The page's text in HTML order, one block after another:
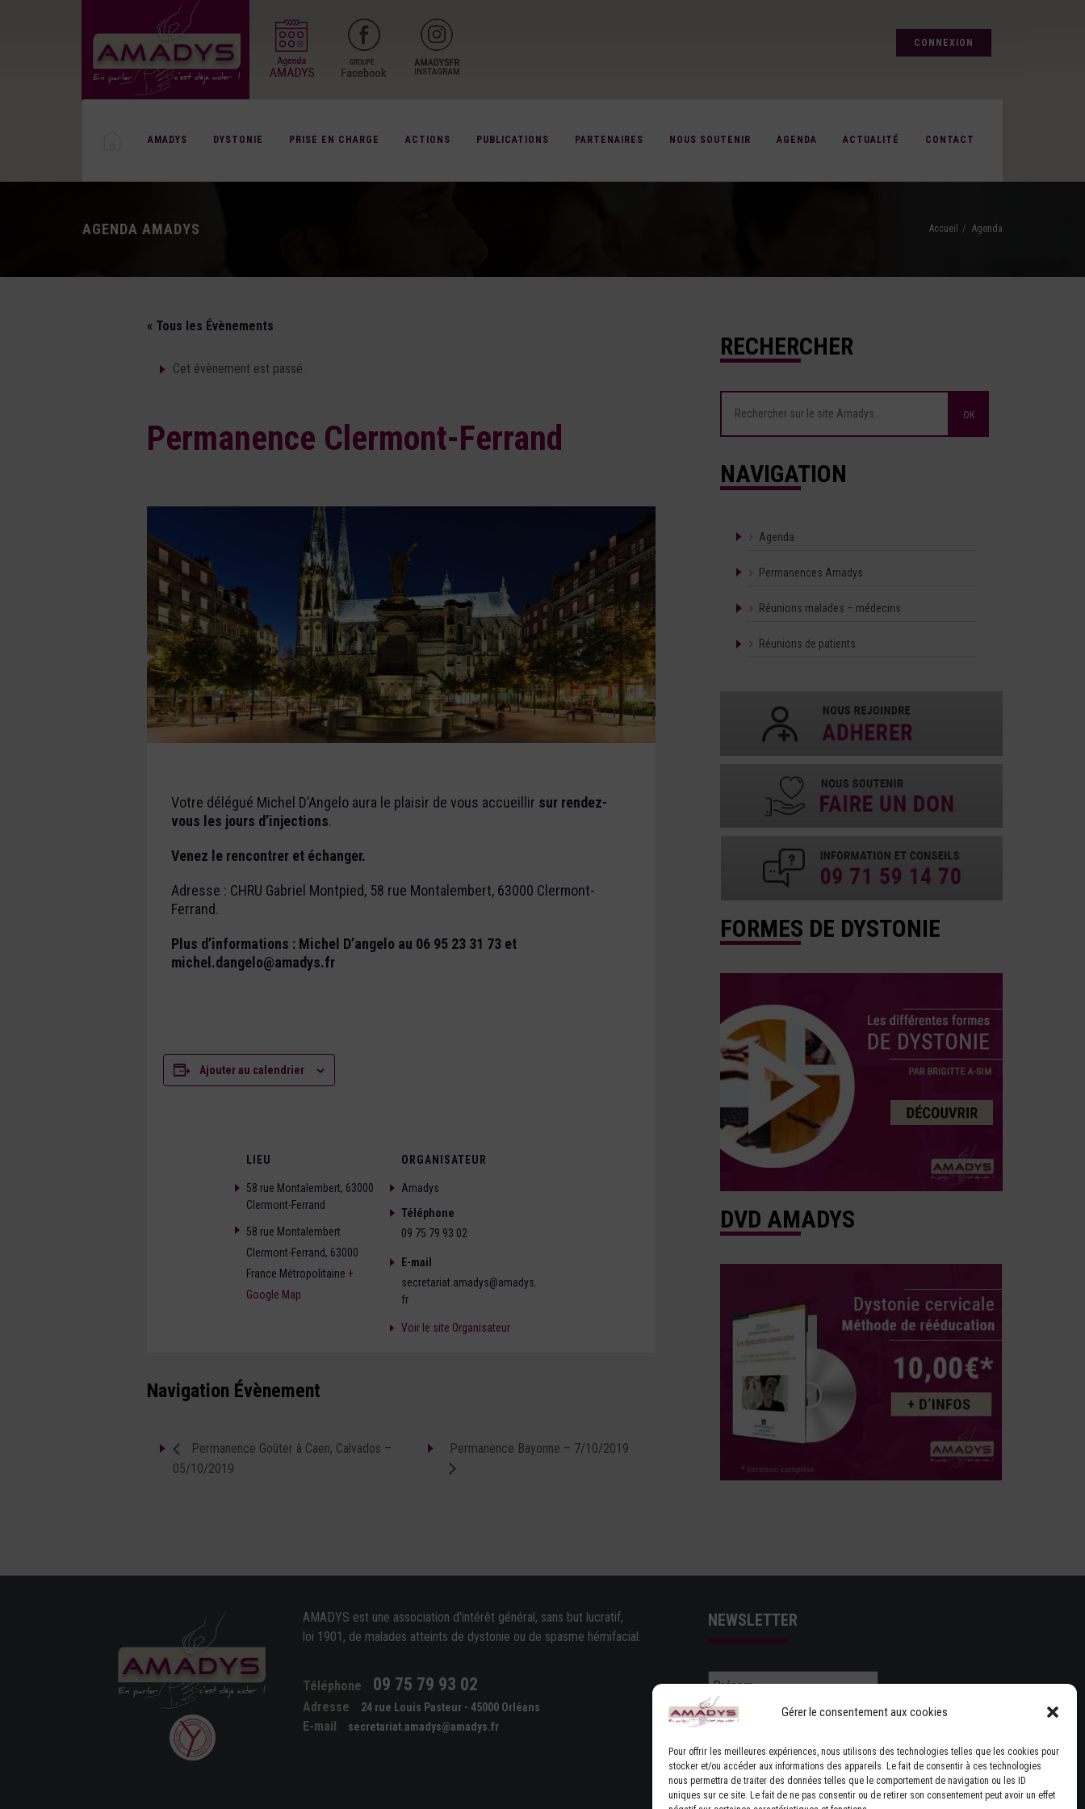
Gérer le consentement aux cookies
Pour offrir les meilleures expériences, nous utilisons des technologies telles que les cookies pour
stocker et/ou accéder aux informations des appareils. Le fait de consentir à ces technologies
nous permettra de traiter des données telles que le comportement de navigation ou les ID
uniques sur ce site. Le fait de ne pas consentir ou de retirer son consentement peut avoir un effet
CONNEXION
AMADYS DYSTONIE PRISE EN CHARGE ACTIONS PUBLICATIONS PARTENAIRES NOUS SOUTENIR AGENDA ACTUALITÉ CONTACT
AGENDA AMADYS Accueil Agenda
« Tous les Évènements
Cet évènement est passé.
Permanence Clermont-Ferrand
Votre délégué Michel D’Angelo aura le plaisir de vous accueillir sur rendez-
vous les jours d’injections.
Venez le rencontrer et échanger.
Adresse : CHRU Gabriel Montpied, 58 rue Montalembert, 63000 Clermont-
Ferrand.
Plus d’informations : Michel D’angelo au 06 95 23 31 73 et
michel.dangelo@amadys.fr
Ajouter au calendrier
LIEU
58 rue Montalembert, 63000
Clermont-Ferrand
58 rue Montalembert
Clermont-Ferrand, 63000
France Métropolitaine +
Google Map
ORGANISATEUR
Amadys
Téléphone
09 75 79 93 02
E-mail
secretariat.amadys@amadys.
fr
Voir le site Organisateur
Navigation Évènement
Permanence Goûter à Caen, Calvados –
05/10/2019
Permanence Bayonne – 7/10/2019
RECHERCHER
NAVIGATION
Agenda
Permanences Amadys
Réunions malades – médecins
Réunions de patients
FORMES DE DYSTONIE
DVD AMADYS
AMADYS est une association d'intérêt général, sans but lucratif,
loi 1901, de malades atteints de dystonie ou de spasme hémifacial.
Téléphone 09 75 79 93 02
Adresse 24 rue Louis Pasteur - 45000 Orléans
E-mail secretariat.amadys@amadys.fr
NEWSLETTER
J'ACCEPTE LES CONDITIONS GÉNÉRALES
D'UTILISATION